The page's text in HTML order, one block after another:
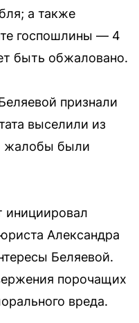
а также
госпошлины — 4
быть обжаловано.
признали
выселили из
жалобы были
инициировал
Александра
Беляевой.
порочащих
вреда.